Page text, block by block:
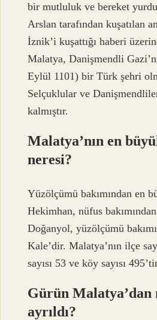
bir mutluluk ve bereket
Arslan tarafından kuşatılan
İznik’i kuşattığı haberi
Malatya, Danişmendli
Eylül 1101) bir Türk şehri
Selçuklular ve
kalmıştır.
Malatya’nın en
neresi?
Yüzölçümü bakımından en
Hekimhan, nüfus
Doğanyol, yüzölçümü
Kale’dir. Malatya’nın ilçe
sayısı 53 ve köy sayısı
Gürün Malatya’dan
ayrıldı?